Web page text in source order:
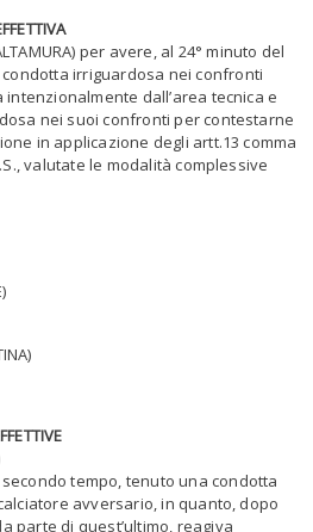
per avere, al 24° minuto del
irriguardosa nei confronti
intenzionalmente dall’area tecnica e
nei suoi confronti per contestarne
in applicazione degli artt.13 comma
valutate le modalità complessive
tempo, tenuto una condotta
avversario, in quanto, dopo
parte di quest’ultimo, reagiva